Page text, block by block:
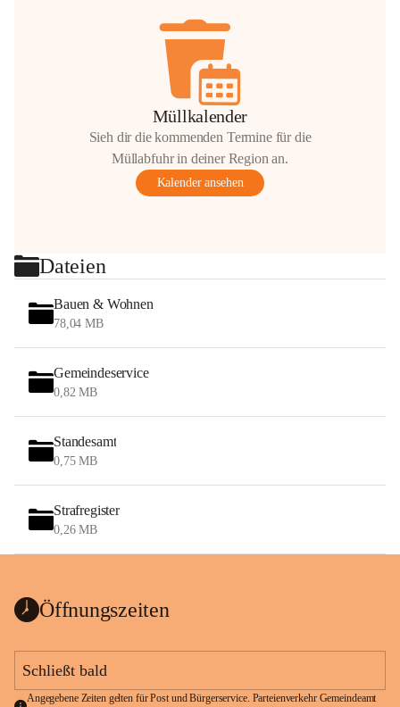
Müllkalender
Sieh dir die kommenden Termine für die
Müllabfuhr in deiner Region an.
Kalender ansehen
Dateien
Bauen & Wohnen
78,04 MB
Gemeindeservice
0,82 MB
Standesamt
0,75 MB
Strafregister
0,26 MB
Öffnungszeiten
Schließt bald
Angegebene Zeiten gelten für Post und Bürgerservice. Parteienverkehr Gemeindeamt